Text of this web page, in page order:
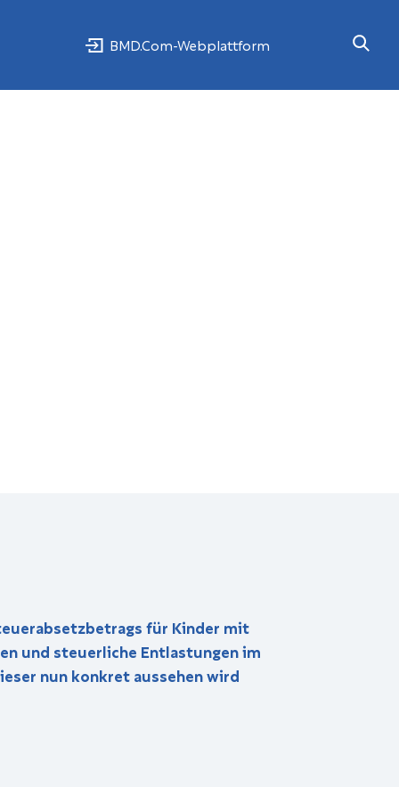
BMD.Com-Webplattform
für Kinder mit
und steuerliche Entlastungen im
nun konkret aussehen wird